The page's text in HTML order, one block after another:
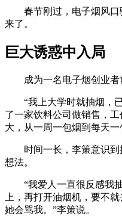
春节刚过，电子烟风
来了。
巨大诱惑中入局
成为一名电子烟创业者
“我上大学时就抽烟，
了一家饮料公司做销售，
大，从一周一包烟到每天一
时间一长，李策意识
想法。
“我爱人一直很反感我
上，再打开油烟机，要不
她会骂我。”李策说。